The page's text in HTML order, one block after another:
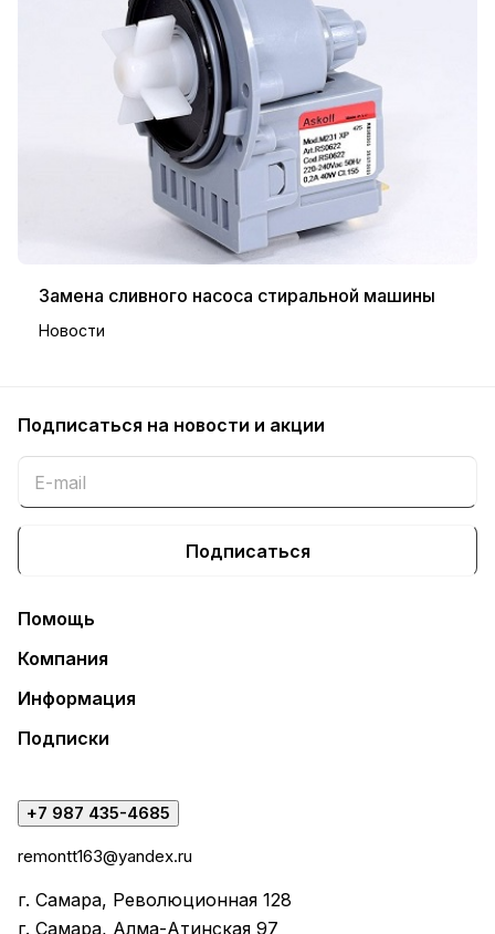
Замена сливного насоса стиральной машины
Новости
Подписаться на новости и акции
Подписаться
Помощь
Компания
Информация
Подписки
+7 987 435-4685
remontt163@yandex.ru
г. Самара, Революционная 128
г. Самара, Алма-Атинская 97